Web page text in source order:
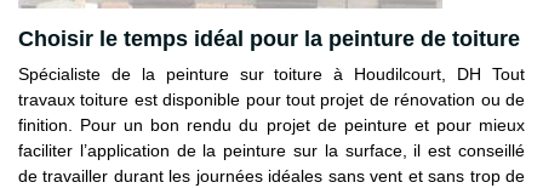
Choisir le temps idéal pour la peinture de toiture
Spécialiste de la peinture sur toiture à Houdilcourt, DH Tout
travaux toiture est disponible pour tout projet de rénovation ou de
finition. Pour un bon rendu du projet de peinture et pour mieux
faciliter l’application de la peinture sur la surface, il est conseillé
de travailler durant les journées idéales sans vent et sans trop de